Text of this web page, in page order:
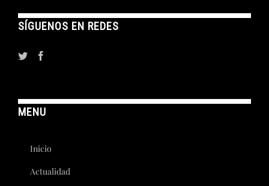
SÍGUENOS EN REDES
MENU
Inicio
Actualidad